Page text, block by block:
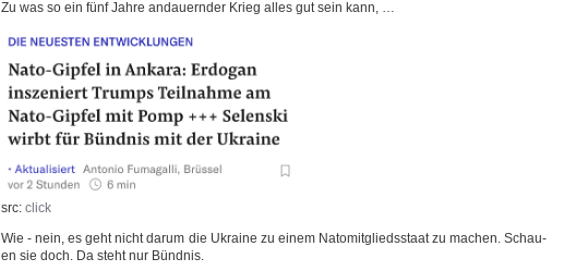
Zu was so ein fünf Jah­re andau­ern­der Krieg alles gut sein kann, …
src: click
Wie - nein, es geht nicht dar­um die Ukrai­ne zu einem Nato­mit­glieds­staat zu machen. Schau­
en sie doch. Da steht nur Bündnis.